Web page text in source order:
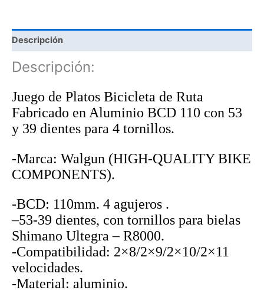
Descripción
Descripción:
Juego de Platos Bicicleta de Ruta
Fabricado en Aluminio BCD 110 con 53
y 39 dientes para 4 tornillos.
-Marca: Walgun (HIGH-QUALITY BIKE
COMPONENTS).
-BCD: 110mm. 4 agujeros .
–53-39 dientes, con tornillos para bielas
Shimano Ultegra – R8000.
-Compatibilidad: 2×8/2×9/2×10/2×11
velocidades.
-Material: aluminio.